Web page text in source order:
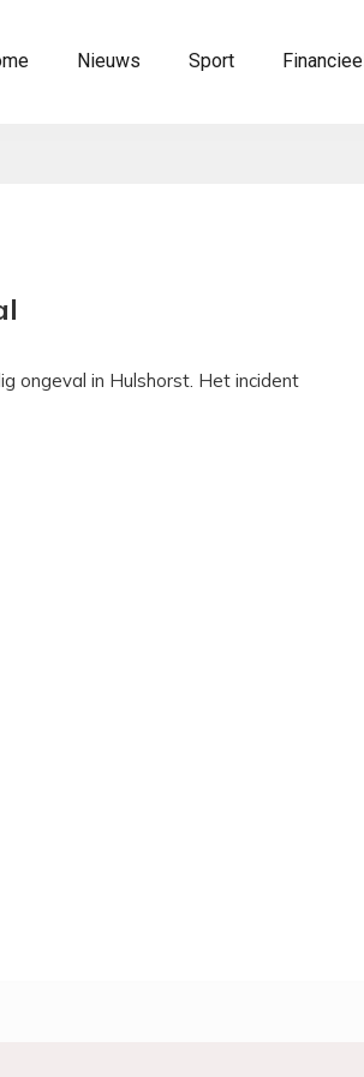
Nieuws Sport Financieel
ongeval in Hulshorst. Het incident